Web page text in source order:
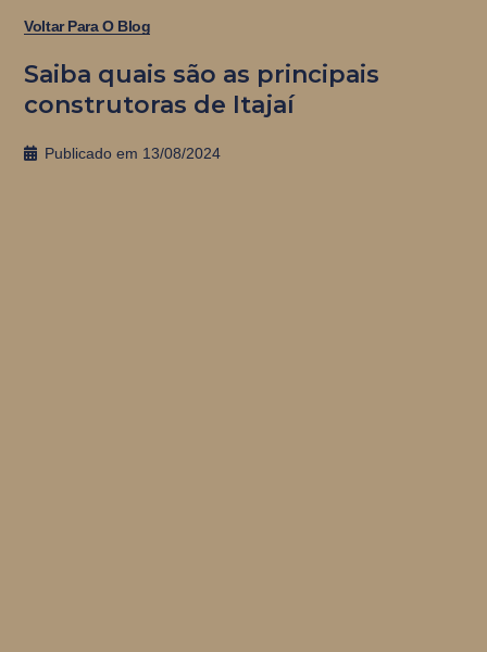
Voltar Para O Blog
Saiba quais são as principais
construtoras de Itajaí
Publicado em 13/08/2024